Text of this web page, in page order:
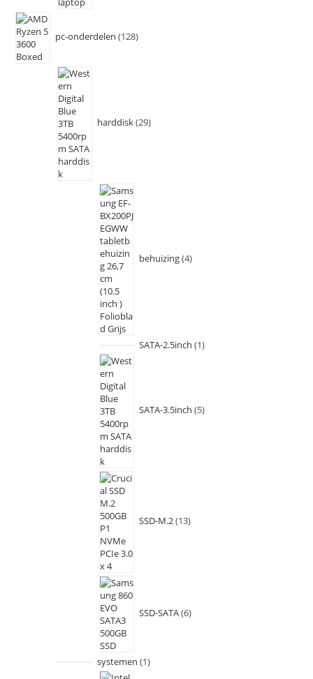
pc-onderdelen 128
harddisk 29
behuizing 4
SATA-2.5inch 1
SATA-3.5inch 5
SSD-M.2 13
SSD-SATA 6
systemen 1